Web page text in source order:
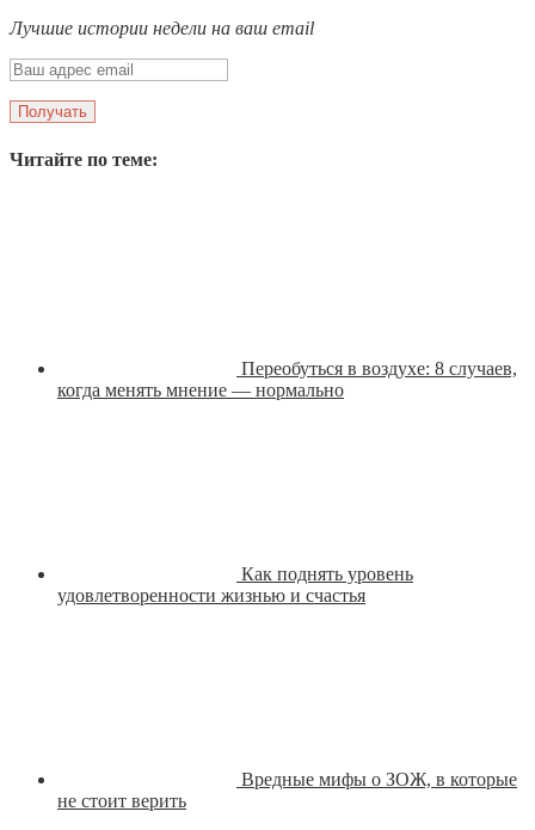
Лучшие истории недели на ваш email
Читайте по теме:
Переобуться в воздухе: 8 случаев,
когда менять мнение — нормально
Как поднять уровень
удовлетворенности жизнью и счастья
Вредные мифы о ЗОЖ, в которые
не стоит верить